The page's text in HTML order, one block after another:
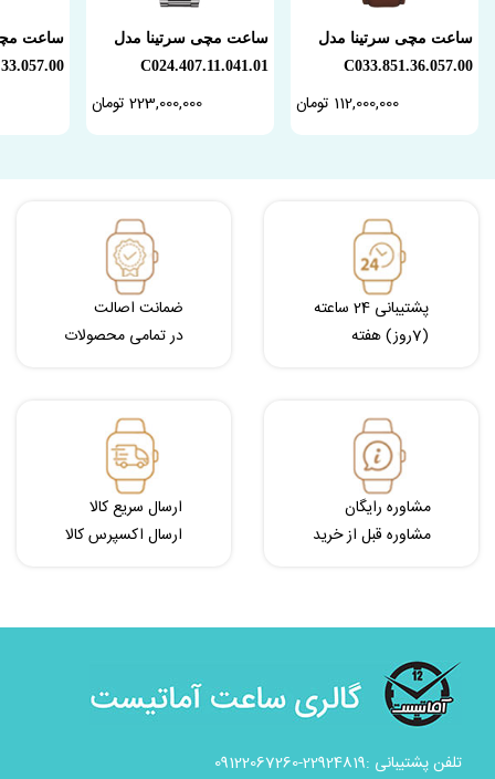
ساعت مچی سرتینا مدل
C033.851.36.057.00
112,000,000 تومان
ساعت مچی سرتینا مدل
C024.407.11.041.01
223,000,000 تومان
ساعت
پشتیبانی 24 ساعته
(7روز) هفته
ضمانت اصالت
در تمامی محصولات
مشاوره رایگان
مشاوره قبل از خرید
ارسال سریع کالا
ارسال اکسپرس کالا
تلفن پشتیبانی :22924819-09122067260